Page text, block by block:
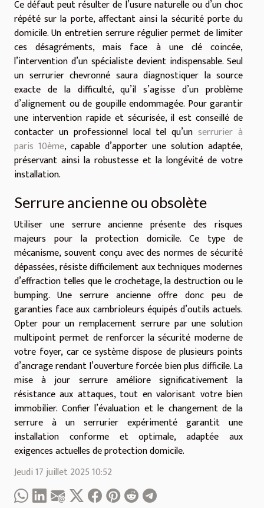
Ce défaut peut résulter de l’usure naturelle ou d’un choc
répété sur la porte, affectant ainsi la sécurité porte du
domicile. Un entretien serrure régulier permet de limiter
ces désagréments, mais face à une clé coincée,
l’intervention d’un spécialiste devient indispensable. Seul
un serrurier chevronné saura diagnostiquer la source
exacte de la difficulté, qu’il s’agisse d’un problème
d’alignement ou de goupille endommagée. Pour garantir
une intervention rapide et sécurisée, il est conseillé de
contacter un professionnel local tel qu’unserrurier à
paris 10ème, capable d’apporter une solution adaptée,
préservant ainsi la robustesse et la longévité de votre
installation.
Serrure ancienne ou obsolète
Utiliser une serrure ancienne présente des risques
majeurs pour la protection domicile. Ce type de
mécanisme, souvent conçu avec des normes de sécurité
dépassées, résiste difficilement aux techniques modernes
d’effraction telles que le crochetage, la destruction ou le
bumping. Une serrure ancienne offre donc peu de
garanties face aux cambrioleurs équipés d’outils actuels.
Opter pour un remplacement serrure par une solution
multipoint permet de renforcer la sécurité moderne de
votre foyer, car ce système dispose de plusieurs points
d’ancrage rendant l’ouverture forcée bien plus difficile. La
mise à jour serrure améliore significativement la
résistance aux attaques, tout en valorisant votre bien
immobilier. Confier l’évaluation et le changement de la
serrure à un serrurier expérimenté garantit une
installation conforme et optimale, adaptée aux
exigences actuelles de protection domicile.
Jeudi 17 juillet 2025 10:52